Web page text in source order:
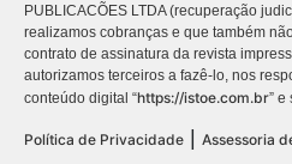
PUBLICACÕES LTDA (recuperação
realizamos cobranças e que também
contrato de assinatura da revista
autorizamos terceiros a fazê-lo, nos
conteúdo digital “https://istoe.com.br” e
Política de Privacidade
Assessoria